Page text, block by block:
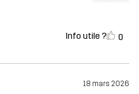
Info utile ? 0
18 mars 2026